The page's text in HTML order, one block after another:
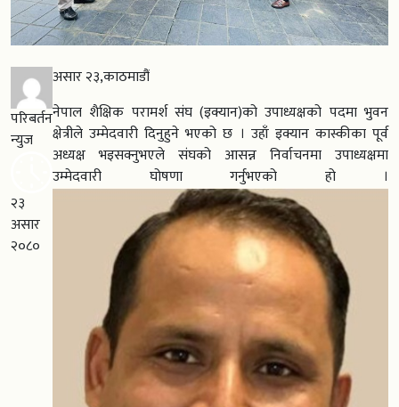
परिबर्तन
न्युज
२३
असार
२०८०
असार २३,काठमाडौं
नेपाल शैक्षिक परामर्श संघ (इक्यान)को उपाध्यक्षको पदमा भुवन
क्षेत्रीले उम्मेदवारी दिनुहुने भएको छ । उहाँ इक्यान कास्कीका पूर्व
अध्यक्ष भइसक्नुभएले संघको आसन्न निर्वाचनमा उपाध्यक्षमा
उम्मेदवारी घोषणा गर्नुभएको हो ।